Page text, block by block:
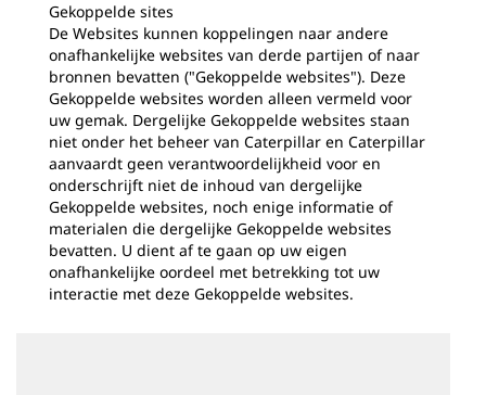
Gekoppelde sites
De Websites kunnen koppelingen naar andere
onafhankelijke websites van derde partijen of naar
bronnen bevatten ("Gekoppelde websites"). Deze
Gekoppelde websites worden alleen vermeld voor
uw gemak. Dergelijke Gekoppelde websites staan
niet onder het beheer van Caterpillar en Caterpillar
aanvaardt geen verantwoordelijkheid voor en
onderschrijft niet de inhoud van dergelijke
Gekoppelde websites, noch enige informatie of
materialen die dergelijke Gekoppelde websites
bevatten. U dient af te gaan op uw eigen
onafhankelijke oordeel met betrekking tot uw
interactie met deze Gekoppelde websites.